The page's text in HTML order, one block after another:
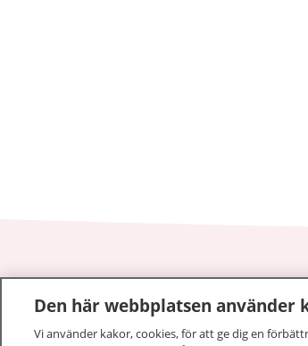
1177 – tryggt om din hälsa
På 1177.se får du råd om hälsa och
Den här webbplatsen använder
Vi använder kakor, cookies, för att ge dig en